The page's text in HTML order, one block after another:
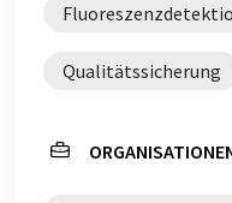
Qualitätssicherung